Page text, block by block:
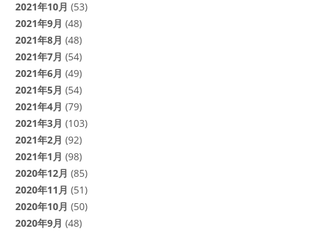
2021年10月 (53)
2021年9月 (48)
2021年8月 (48)
2021年7月 (54)
2021年6月 (49)
2021年5月 (54)
2021年4月 (79)
2021年3月 (103)
2021年2月 (92)
2021年1月 (98)
2020年12月 (85)
2020年11月 (51)
2020年10月 (50)
2020年9月 (48)